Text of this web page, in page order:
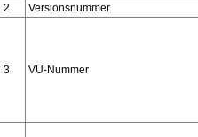
2
Versionsnummer
3 VU-Nummer